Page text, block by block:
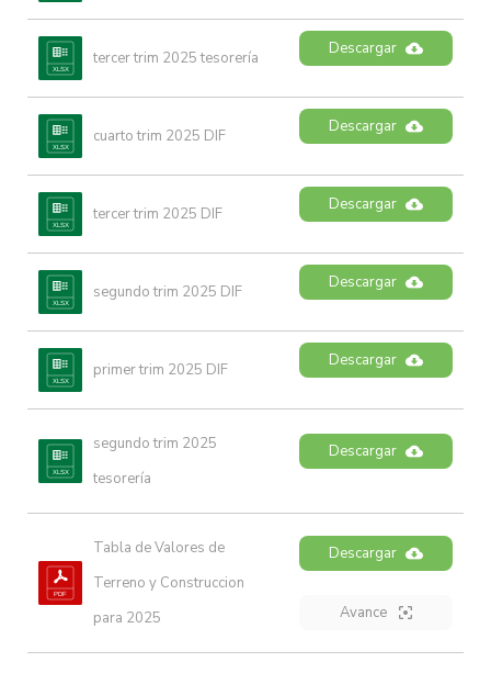
tercer trim 2025 tesorería Descargar
cuarto trim 2025 DIF Descargar
tercer trim 2025 DIF Descargar
segundo trim 2025 DIF Descargar
primer trim 2025 DIF Descargar
segundo trim 2025
tesorería
Descargar
Tabla de Valores de
Terreno y Construccion
para 2025
Descargar
Avance